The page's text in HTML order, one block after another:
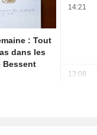
: Tout
dans les
Bessent
14:21
13:08